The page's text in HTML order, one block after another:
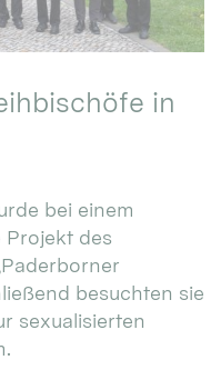
in
bei einem
Projekt des
besuchten sie
sexualisierten